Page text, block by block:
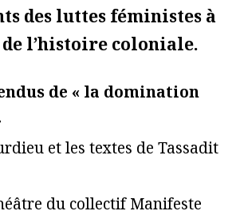
des luttes féministes à
l’histoire coloniale.
de « la domination
et les textes de Tassadit
du collectif Manifeste